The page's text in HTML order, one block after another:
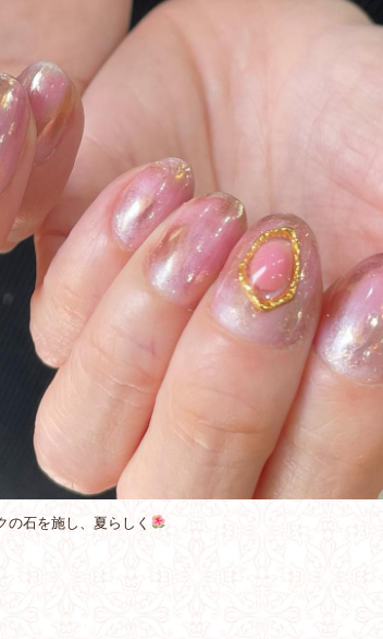
の石を施し、夏らしく